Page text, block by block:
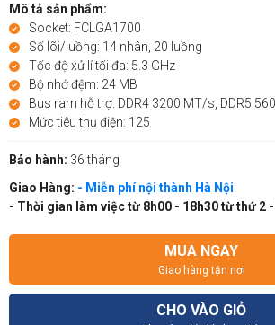
Mô tả sản phẩm:
Socket: FCLGA1700
Số lõi/luồng: 14 nhân, 20 luồng
Tốc độ xử lí tối đa: 5.3 GHz
Bộ nhớ đệm: 24 MB
Bus ram hỗ trợ: DDR4 3200 MT/s, DDR5
Mức tiêu thụ điện: 125
Bảo hành: 36 tháng
Giao Hàng: - Miễn phí nội thành Hà Nội
- Thời gian làm việc từ 8h00 - 18h30 từ thứ 2
MUA NGAY
Giao hàng tận nơi
CHO VÀO GIỎ